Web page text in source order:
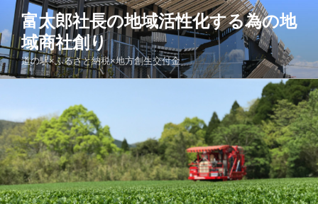
テ
ン
ツ
キ
ッ
プ
富太郎社長の地域活性化する為の地
域商社創り
道の駅×ふるさと納税×地方創生交付金